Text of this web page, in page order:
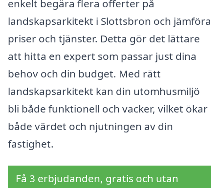
enkelt begära flera offerter på
landskapsarkitekt i Slottsbron och jämföra
priser och tjänster. Detta gör det lättare
att hitta en expert som passar just dina
behov och din budget. Med rätt
landskapsarkitekt kan din utomhusmiljö
bli både funktionell och vacker, vilket ökar
både värdet och njutningen av din
fastighet.
Få 3 erbjudanden, gratis och utan